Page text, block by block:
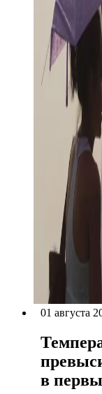
01 августа
в